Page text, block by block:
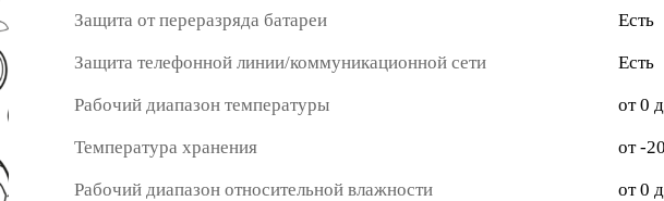
Защита от переразряда батареи Есть
Защита телефонной линии/коммуникационной сети Есть
Рабочий диапазон температуры от 0
Температура хранения от -
Рабочий диапазон относительной влажности от 0